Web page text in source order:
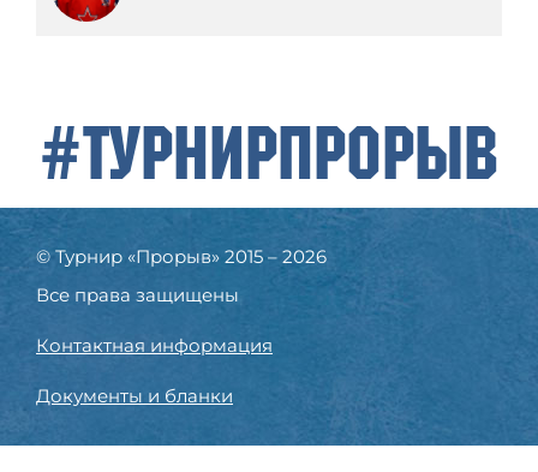
#ТурнирПрорыв
© Турнир «Прорыв» 2015 – 2026
Все права защищены
Контактная информация
Документы и бланки